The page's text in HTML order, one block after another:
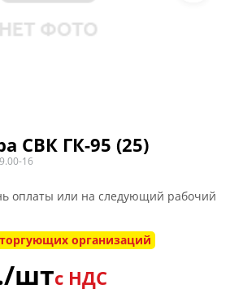
СВК ГК-95 (25)
16
оплаты или на следующий рабочий
организаций
/штс НДС